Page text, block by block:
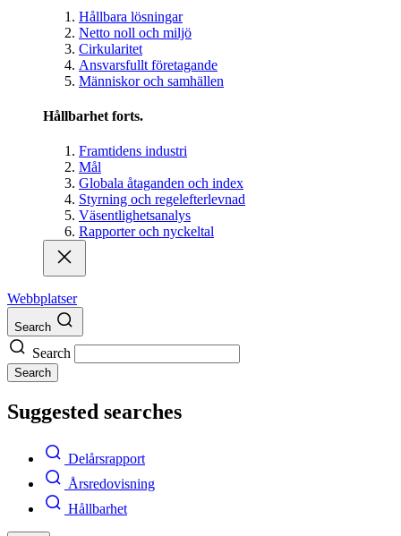
Hållbara lösningar
Netto noll och miljö
Cirkularitet
Ansvarsfullt företagande
Människor och samhällen
Hållbarhet forts.
Framtidens industri
Mål
Globala åtaganden och index
Styrning och regelefterlevnad
Väsentlighetsanalys
Rapporter och nyckeltal
Webbplatser
Search
Search
Search
Suggested searches
Delårsrapport
Årsredovisning
Hållbarhet